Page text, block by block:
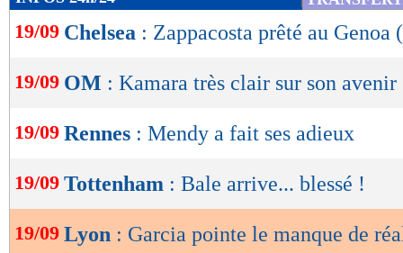
de
lecture
OK
19/09 Chelsea : Zappacosta prêté au Genoa
19/09 OM : Kamara très clair sur son avenir
19/09 Rennes : Mendy a fait ses adieux
19/09 Tottenham : Bale arrive... blessé !
19/09 Lyon : Garcia pointe le manque de